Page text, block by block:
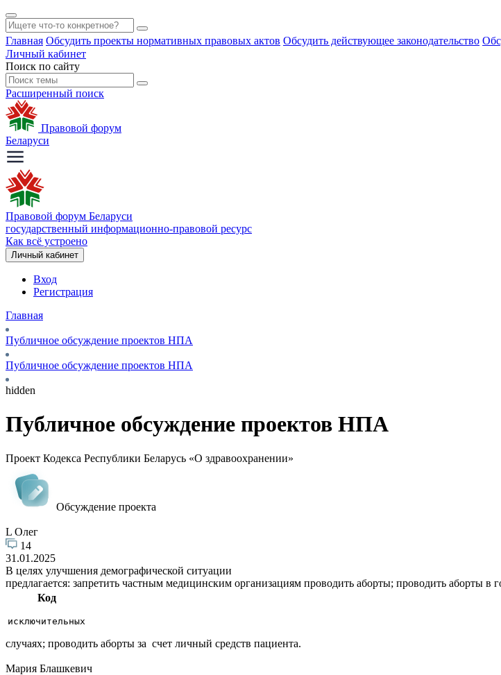
Главная Обсудить проекты нормативных правовых актов Обсудить действующее законодательство
Личный кабинет
Поиск по сайту
Расширенный поиск
Правовой форум
Беларуси
Правовой форум Беларуси
государственный информационно-правовой ресурс
Как всё устроено
Личный кабинет
Вход
Регистрация
Главная
Публичное обсуждение проектов НПА
Публичное обсуждение проектов НПА
hidden
Публичное обсуждение проектов НПА
Проект Кодекса Республики Беларусь «О здравоохранении»
Обсуждение проекта
L Олег
14
31.01.2025
В целях улучшения демографической ситуации
предлагается: запретить частным медицинским организациям проводить аборты; проводить аборты в
Код
исключительных
случаях; проводить аборты за счет личный средств пациента.
Мария Блашкевич